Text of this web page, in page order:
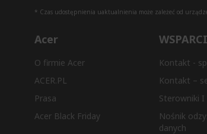
* Czas udostępnienia uaktualnienia może zależeć od
Acer
O firmie Acer
ACER.PL
Prasa
Acer Black Friday
Kontakt -
Kontakt –
Sterowniki
Nośnik
danych